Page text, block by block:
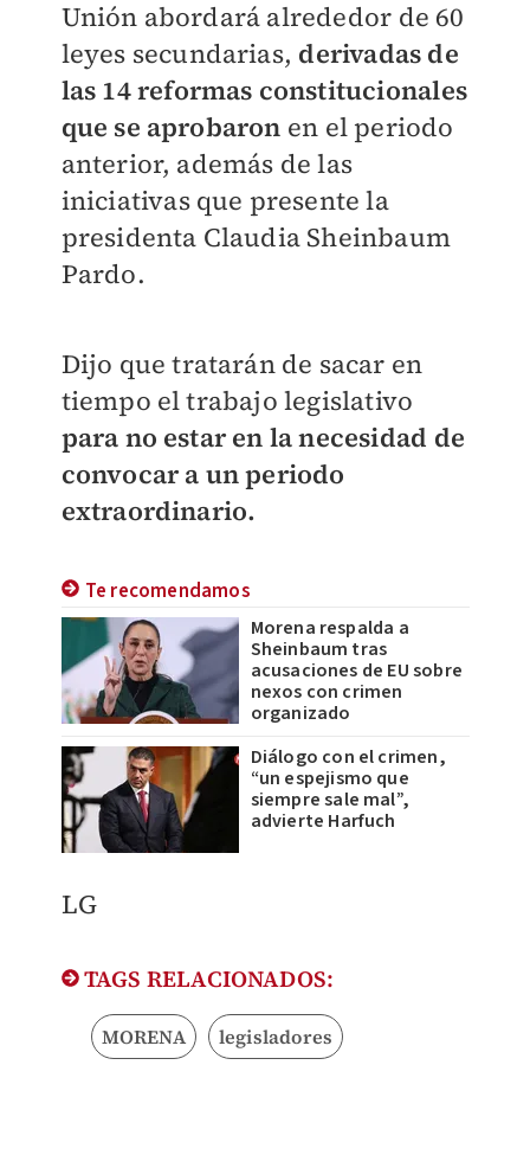
Unión abordará alrededor de 60
leyes secundarias, derivadas de
las 14 reformas constitucionales
que se aprobaron en el periodo
anterior, además de las
iniciativas que presente la
presidenta Claudia Sheinbaum
Pardo.
Dijo que tratarán de sacar en
tiempo el trabajo legislativo
para no estar en la necesidad de
convocar a un periodo
extraordinario.
Te recomendamos
Morena respalda a
Sheinbaum tras
acusaciones de EU sobre
nexos con crimen
organizado
Diálogo con el crimen,
“un espejismo que
siempre sale mal”,
advierte Harfuch
LG
TAGS RELACIONADOS:
MORENA legisladores